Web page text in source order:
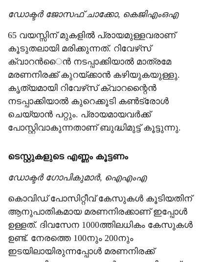
ഡോക്ടര്‍ ജോസഫ് ചാക്കോ, കെജിഎംഒഎ
65 വയസ്സിന് മുകളില്‍ പ്രായമുള്ളവരാണ്
കൂടുതലായി മരിക്കുന്നത്. റിവേഴ്‌സ്
ക്വാറന്‍ൈന്‍ നടപ്പാക്കിയാല്‍ മാത്രമേ
മരണനിരക്ക് കുറയ്ക്കാന്‍ കഴിയുകയുള്ളു.
കൃത്യമായി റിവേഴ്‌സ് ക്വാറന്റൈന്‍
നടപ്പാക്കിയാല്‍ കുറെക്കൂടി കണ്‍ട്രോള്‍
ചെയ്യാന്‍ പറ്റും. പ്രായമായവര്‍ക്ക്
പോസ്റ്റിവാകുന്നതാണ് ബുദ്ധിമുട്ട് കൂട്ടുന്നു.
ടെസ്റ്റുകളുടെ എണ്ണം കൂട്ടണം
ഡോക്ടര്‍ ഗോപികുമാര്‍, ഐഎംഎ
കൊവിഡ് പോസിറ്റീവ് കേസുകള്‍ കൂടിയതിന്
ആനുപാതികമായ മരണനിരക്കാണ് ഇപ്പോള്‍
ഉള്ളത്. ദിവസേന 1000ത്തിലധികം കേസുകള്‍
ഉണ്ട്. നേരത്തെ 100നും 200നും
ഇടയിലായിരുന്നപ്പോള്‍ മരണനിരക്ക്